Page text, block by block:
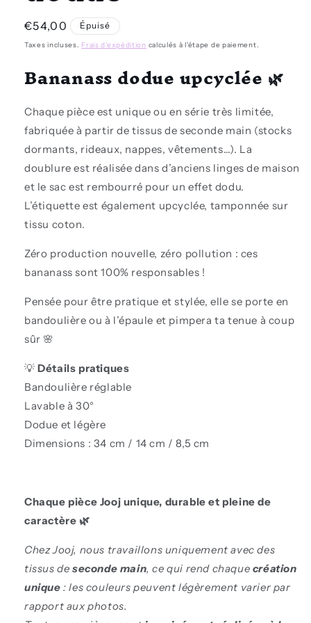
Prix
habituel
€54,00 Épuisé
Taxes incluses. Frais d'expédition calculés à l'étape de paiement.
Bananass dodue upcyclée 🌿
Chaque pièce est unique ou en série très limitée,
fabriquée à partir detissus de seconde main (stocks
dormants, rideaux, nappes, vêtements…). La
doublure est réalisée dans d’anciens linges de maison
et le sac est rembourré pour un effet dodu.
L’étiquette est également upcyclée, tamponnée sur
tissu coton.
Zéro production nouvelle, zéro pollution : ces
bananass sont 100% responsables !
Pensée pour être pratique et stylée, elle se porte en
bandoulière ou à l’épaule et pimpera ta tenue à coup
sûr 🌸
💡Détails pratiques
Bandoulière réglable
Lavable à 30°
Dodue et légère
Dimensions : 34 cm / 14 cm / 8,5 cm
Chaque pièce Jooj unique, durable et pleine de
caractère 🌿
Chez Jooj, nous travaillons uniquement avec des
tissus de seconde main, ce qui rend chaque création
unique : les couleurs peuvent légèrement varier par
rapport aux photos.